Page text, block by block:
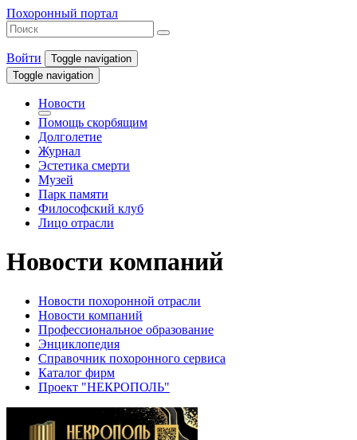
Похоронный портал
Войти
Toggle navigation
Toggle navigation
Новости
Помощь скорбящим
Долголетие
Журнал
Эстетика смерти
Музей
Парк памяти
Философский клуб
Лицо отрасли
Новости компаний
Новости похоронной отрасли
Новости компаний
Профессиональное образование
Энциклопедия
Справочник похоронного сервиса
Каталог фирм
Проект "НЕКРОПОЛЬ"